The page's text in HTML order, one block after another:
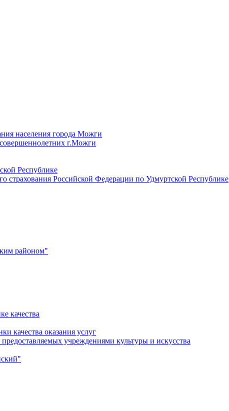
населения города Можги
г.Можги
Республике
страхования Российской Федерации по Удмуртской Республике
районом"
качества
качества оказания услуг
учреждениями культуры и искусства